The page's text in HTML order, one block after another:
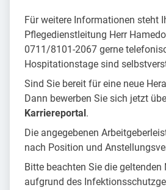
Für weitere Informationen steht
Pflegedienstleitung Herr
0711/8101-2067 gerne
Hospitationstage sind
Sind Sie bereit für eine neue
Dann bewerben Sie sich jetzt
Karriereportal.
Die angegebenen
nach Position und
Bitte beachten Sie die
aufgrund des